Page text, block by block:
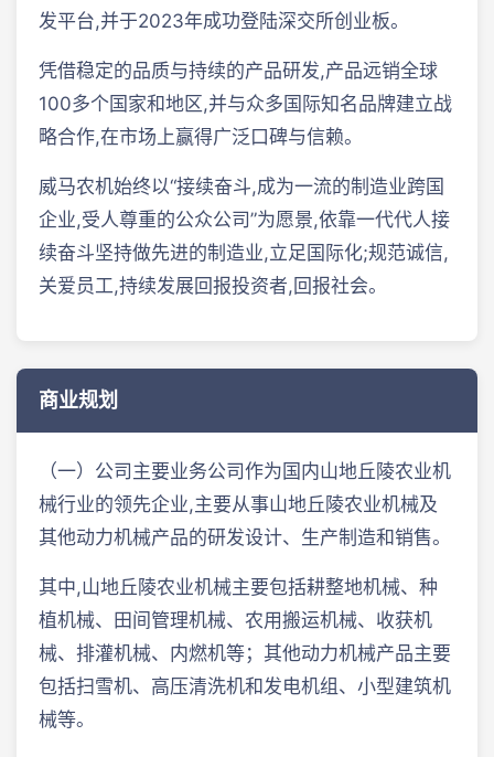
发平台,并于2023年成功登陆深交所创业板。
凭借稳定的品质与持续的产品研发,产品远销全球
100多个国家和地区,并与众多国际知名品牌建立战
略合作,在市场上赢得广泛口碑与信赖。
威马农机始终以“接续奋斗,成为一流的制造业跨国
企业,受人尊重的公众公司”为愿景,依靠一代代人接
续奋斗坚持做先进的制造业,立足国际化;规范诚信,
关爱员工,持续发展回报投资者,回报社会。
商业规划
（一）公司主要业务公司作为国内山地丘陵农业机
械行业的领先企业,主要从事山地丘陵农业机械及
其他动力机械产品的研发设计、生产制造和销售。
其中,山地丘陵农业机械主要包括耕整地机械、种
植机械、田间管理机械、农用搬运机械、收获机
械、排灌机械、内燃机等；其他动力机械产品主要
包括扫雪机、高压清洗机和发电机组、小型建筑机
械等。